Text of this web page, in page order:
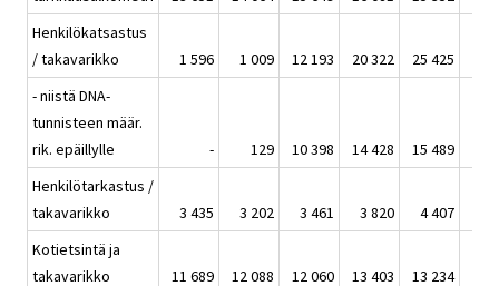
Henkilökatsastus
/ takavarikko
1 596 1 009 12 193 20 322 25 425
- niistä DNA-
tunnisteen määr.
rik. epäillylle
- 129 10 398 14 428 15 489
Henkilötarkastus /
takavarikko
3 435 3 202 3 461 3 820 4 407
Kotietsintä ja
takavarikko
11 689 12 088 12 060 13 403 13 234